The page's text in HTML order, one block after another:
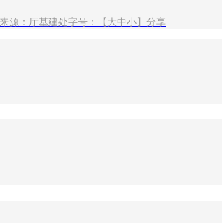
源：厅基建处字号：【大中小】分享